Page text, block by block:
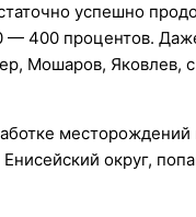
успешно
400 процентов.
Мошаров, Яковлев,
округ,